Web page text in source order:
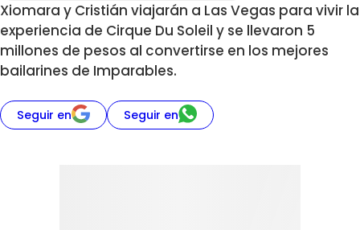
Xiomara y Cristián viajarán a Las Vegas para vivir la
experiencia de Cirque Du Soleil y se llevaron 5
millones de pesos al convertirse en los mejores
bailarines de Imparables.
Seguir en Seguir en